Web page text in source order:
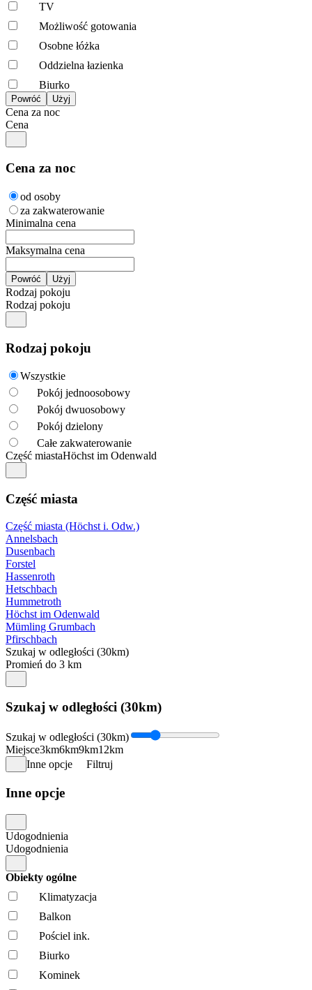
TV
Możliwość gotowania
Osobne łóżka
Oddzielna łazienka
Biurko
Cena za noc
Cena
Cena za noc
od osoby
za zakwaterowanie
Minimalna cena
Maksymalna cena
Rodzaj pokoju
Rodzaj pokoju
Rodzaj pokoju
Wszystkie
Pokój jednoosobowy
Pokój dwuosobowy
Pokój dzielony
Całe zakwaterowanie
Część miastaHöchst im Odenwald
Część miasta
Część miasta (Höchst i. Odw.)
Annelsbach
Dusenbach
Forstel
Hassenroth
Hetschbach
Hummetroth
Höchst im Odenwald
Mümling Grumbach
Pfirschbach
Szukaj w odległości (30km)
Promień do 3 km
Szukaj w odległości (30km)
Szukaj w odległości (30km)
Miejsce3km6km9km12km
Inne opcje
Filtruj
Inne opcje
Udogodnienia
Udogodnienia
Obiekty ogólne
Klimatyzacja
Balkon
Pościel ink.
Biurko
Kominek